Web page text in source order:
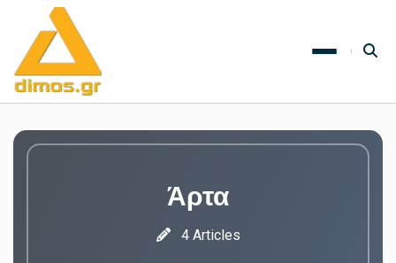
Άρτα
4 Articles